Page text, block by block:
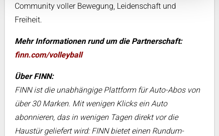
Community voller Bewegung, Leidenschaft und
Freiheit.
Mehr Informationen rund um die Partnerschaft:
finn.com/volleyball
Über FINN:
FINN ist die unabhängige Plattform für Auto-Abos von
über 30 Marken. Mit wenigen Klicks ein Auto
abonnieren, das in wenigen Tagen direkt vor die
Haustür geliefert wird: FINN bietet einen Rundum-